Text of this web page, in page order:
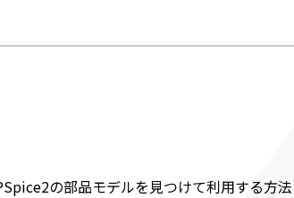
の部品モデルを見つけて利用する方